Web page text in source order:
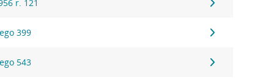
r. 121
399
543